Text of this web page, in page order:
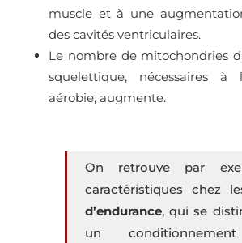
muscle et à une
des cavités ventriculaires.
Le nombre de mitochondries
squelettique, nécessaires à
aérobie, augmente.
On retrouve par
caractéristiques chez
d’endurance, qui se
un